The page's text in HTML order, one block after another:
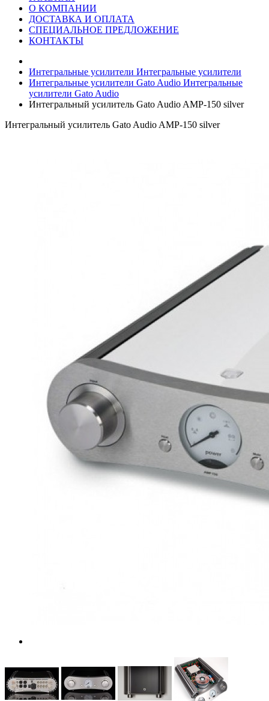
О КОМПАНИИ
ДОСТАВКА И ОПЛАТА
СПЕЦИАЛЬНОЕ ПРЕДЛОЖЕНИЕ
КОНТАКТЫ
Интегральные усилители Интегральные усилители
Интегральные усилители Gato Audio Интегральные
усилители Gato Audio
Интегральный усилитель Gato Audio AMP-150 silver
Интегральный усилитель Gato Audio AMP-150 silver